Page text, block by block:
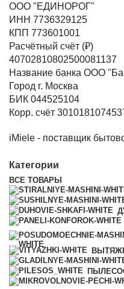
ООО "ЕДИНОРОГ"
ИНН 7736329125
КПП 773601001
Расчётный счёт (₽)
40702810802500081137
Название банка ООО
Город г. Москва
БИК 044525104
Корр. счёт
iMiele - поставщик
Категории
ВСЕ ТОВАРЫ